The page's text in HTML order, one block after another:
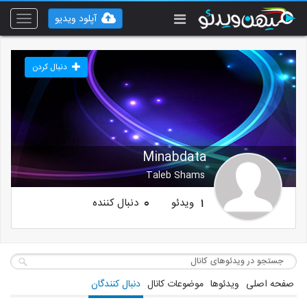
Toggle
آپلود ویدیو
Minabdata
Taleb Shams
دنبال کردن
1 ویدئو 0 دنبال کننده
صفحه اصلی ویدئوها موضوعات کانال دنبال کنندگان